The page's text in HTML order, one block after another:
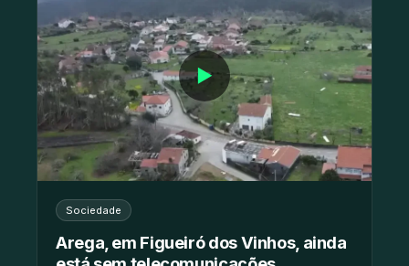
▶
Sociedade
Arega, em Figueiró dos Vinhos, ainda